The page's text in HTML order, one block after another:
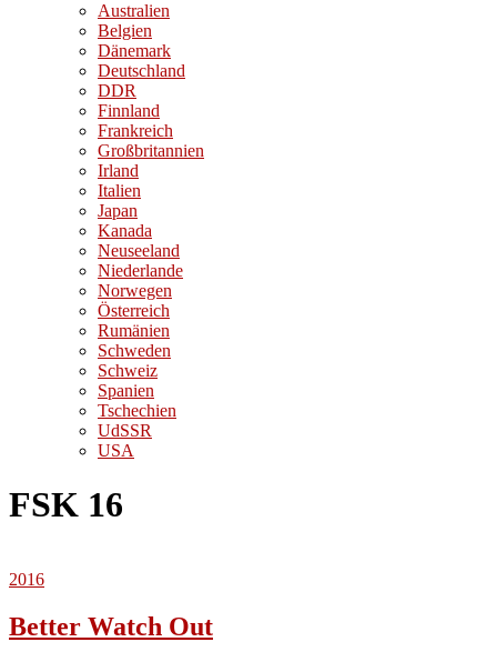
Australien
Belgien
Dänemark
Deutschland
DDR
Finnland
Frankreich
Großbritannien
Irland
Italien
Japan
Kanada
Neuseeland
Niederlande
Norwegen
Österreich
Rumänien
Schweden
Schweiz
Spanien
Tschechien
UdSSR
USA
FSK 16
2016
Better Watch Out